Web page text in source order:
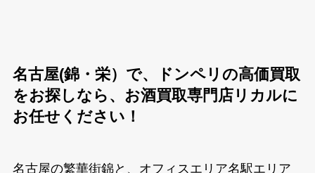
名古屋(錦・栄）で、ドンペリの高価買取
をお探しなら、お酒買取専門店リカルに
お任せください！
名古屋の繁華街錦と、オフィスエリア名駅エリア